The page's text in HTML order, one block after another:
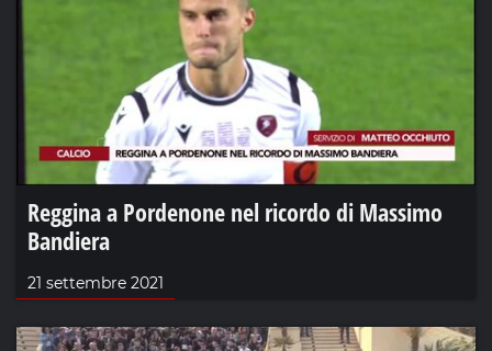
Reggina a Pordenone nel ricordo di Massimo
Bandiera
21 settembre 2021